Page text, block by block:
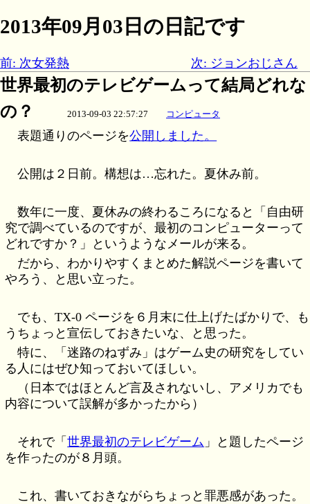
2013年09月03日の日記です
前: 次女発熱 次: ジョンおじさん
世界最初のテレビゲームって結局どれな
の？
2013-09-03 22:57:27 コンピュータ
表題通りのページを公開しました。
公開は２日前。構想は…忘れた。夏休み前。
数年に一度、夏休みの終わるころになると「自由研
究で調べているのですが、最初のコンピューターって
どれですか？」というようなメールが来る。
だから、わかりやすくまとめた解説ページを書いて
やろう、と思い立った。
でも、TX-0 ページを６月末に仕上げたばかりで、も
うちょっと宣伝しておきたいな、と思った。
特に、「迷路のねずみ」はゲーム史の研究をしてい
る人にはぜひ知っておいてほしい。
（日本ではほとんど言及されないし、アメリカでも
内容について誤解が多かったから）
それで「世界最初のテレビゲーム 」と題したページ
を作ったのが８月頭。
これ、書いておきながらちょっと罪悪感があった。